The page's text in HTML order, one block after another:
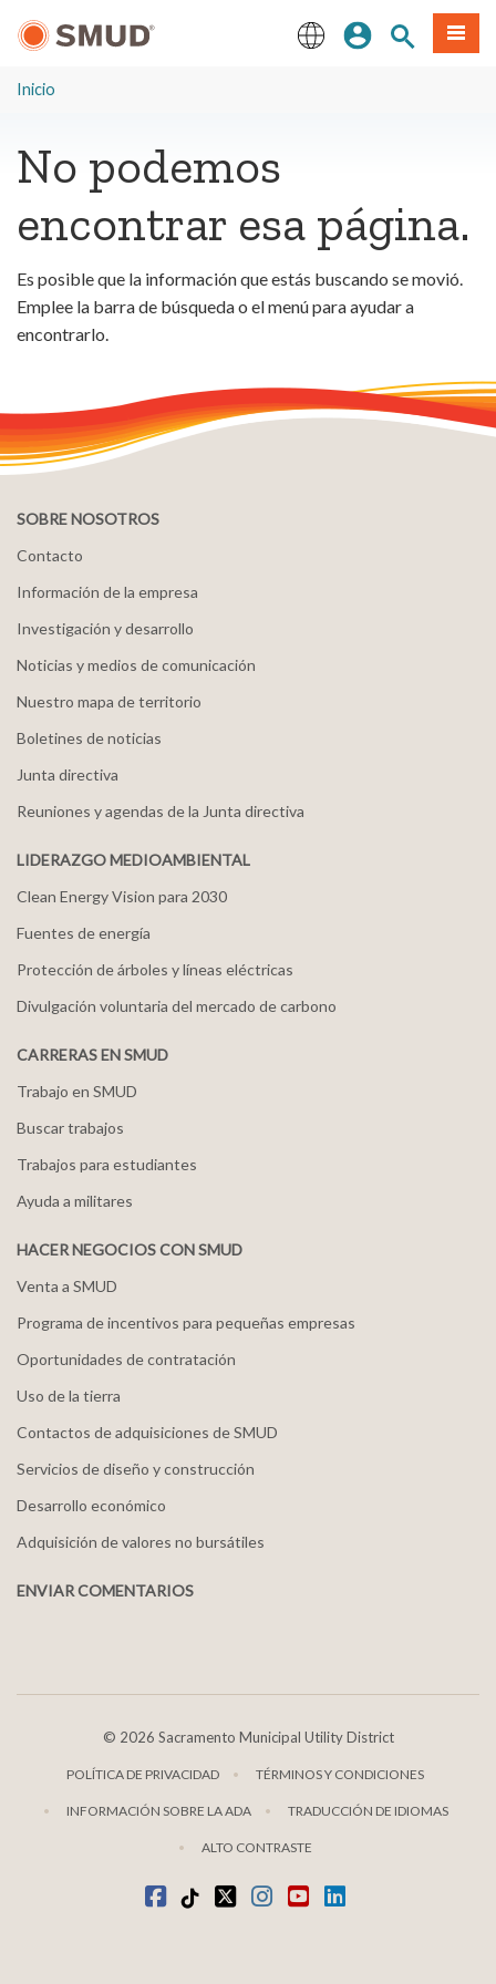
principal
Iniciar sesión
Buscar en
Menú
Inicio
No podemos
encontrar esa página.
Es posible que la información que estás buscando se movió.
Emplee la barra de búsqueda o el menú para ayudar a
encontrarlo.
SOBRE NOSOTROS
Contacto
Información de la empresa
Investigación y desarrollo
Noticias y medios de comunicación
Nuestro mapa de territorio
Boletines de noticias
Junta directiva
Reuniones y agendas de la Junta directiva
LIDERAZGO MEDIOAMBIENTAL
Clean Energy Vision para 2030
Fuentes de energía
Protección de árboles y líneas eléctricas
Divulgación voluntaria del mercado de carbono
CARRERAS EN SMUD
Trabajo en SMUD
Buscar trabajos
Trabajos para estudiantes
Ayuda a militares
HACER NEGOCIOS CON SMUD
Venta a SMUD
Programa de incentivos para pequeñas empresas
Oportunidades de contratación
Uso de la tierra
Contactos de adquisiciones de SMUD
Servicios de diseño y construcción
Desarrollo económico
Adquisición de valores no bursátiles
ENVIAR COMENTARIOS
© 2026 Sacramento Municipal Utility District
POLÍTICA DE PRIVACIDAD TÉRMINOS Y CONDICIONES
INFORMACIÓN SOBRE LA ADA TRADUCCIÓN DE IDIOMAS
ALTO CONTRASTE
Facebook
TikToktwitterInstagram
youtubeLinkedIn